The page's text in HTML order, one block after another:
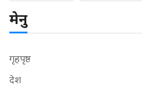
मेनु
गृहपृष्ठ
देश